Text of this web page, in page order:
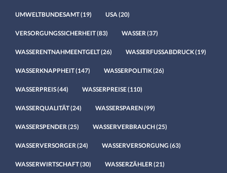
UMWELTBUNDESAMT(19) USA (20)
VERSORGUNGSSICHERHEIT(83) WASSER (37)
WASSERENTNAHMEENTGELT(26) WASSERFUSSABDRUCK(19)
WASSERKNAPPHEIT(147) WASSERPOLITIK(26)
WASSERPREIS(44) WASSERPREISE(110)
WASSERQUALITÄT(24) WASSERSPAREN(99)
WASSERSPENDER (25) WASSERVERBRAUCH(25)
WASSERVERSORGER (24) WASSERVERSORGUNG (63)
WASSERWIRTSCHAFT(30) WASSERZÄHLER (21)